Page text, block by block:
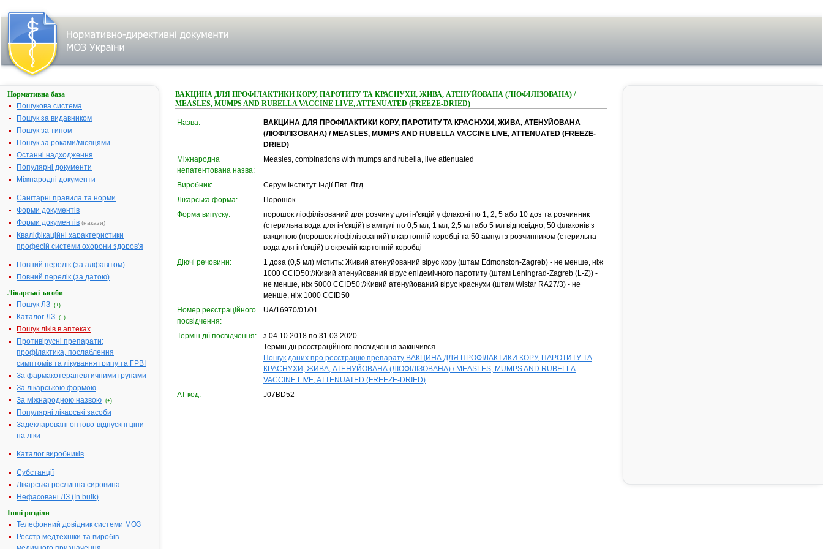
Нормативна база
Пошукова система
Пошук за видавником
Пошук за типом
Пошук за роками/місяцями
Останні надходження
Популярні документи
Міжнародні документи
Санітарні правила та норми
Форми документів
Форми документів (накази)
Кваліфікаційні характеристики
професій системи охорони здоров'я
Повний перелік (за алфавітом)
Повний перелік (за датою)
Лікарські засоби
Пошук ЛЗ (+)
Каталог ЛЗ (+)
Пошук ліків в аптеках
Противірусні препарати;
профілактика, послаблення
симптомів та лікування грипу та ГРВІ
За фармакотерапевтичними групами
За лікарською формою
За міжнародною назвою (+)
Популярні лікарські засоби
Задекларовані оптово-відпускні ціни
на ліки
Каталог виробників
Субстанції
Лікарська рослинна сировина
Нефасовані ЛЗ (In bulk)
Інші розділи
Телефонний довідник системи МОЗ
Реєстр медтехніки та виробів
ВАКЦИНА ДЛЯ ПРОФІЛАКТИКИ КОРУ, ПАРОТИТУ ТА КРАСНУХИ, ЖИВА, АТЕНУЙОВАНА (ЛІОФІЛІЗОВАНА) /
MEASLES, MUMPS AND RUBELLA VACCINE LIVE, ATTENUATED (FREEZE-DRIED)
Назва:
ВАКЦИНА ДЛЯ ПРОФІЛАКТИКИ КОРУ, ПАРОТИТУ ТА КРАСНУХИ, ЖИВА, АТЕНУЙОВАНА
(ЛІОФІЛІЗОВАНА) / MEASLES, MUMPS AND RUBELLA VACCINE LIVE, ATTENUATED (FREEZE-
DRIED)
Міжнародна
непатентована назва:
Measles, combinations with mumps and rubella, live attenuated
Виробник:
Серум Iнститут Індії Пвт. Лтд.
Лікарська форма:
Порошок
Форма випуску:
порошок ліофілізований для розчину для ін'єкцій у флаконі по 1, 2, 5 або 10 доз та розчинник
(стерильна вода для ін'єкцій) в ампулі по 0,5 мл, 1 мл, 2,5 мл або 5 мл відповідно; 50 флаконів з
вакциною (порошок ліофілізований) в картонній коробці та 50 ампул з розчинником (стерильна
вода для ін'єкцій) в окремій картонній коробці
Діючі речовини:
1 доза (0,5 мл) містить: Живий атенуйований вірус кору (штам Edmonston-Zagreb) - не менше, ніж
1000 CCID50;/Живий атенуйований вірус епідемічного паротиту (штам Leningrad-Zagreb (L-Z)) -
не менше, ніж 5000 CCID50;/Живий атенуйований вірус краснухи (штам Wistar RA27/3) - не
менше, ніж 1000 CCID50
Номер реєстраційного
посвідчення:
UA/16970/01/01
Термін дії посвідчення:
з 04.10.2018 по 31.03.2020
Термін дії реєстраційного посвідчення закінчився.
Пошук даних про реєстрацію препарату ВАКЦИНА ДЛЯ ПРОФІЛАКТИКИ КОРУ, ПАРОТИТУ ТА
КРАСНУХИ, ЖИВА, АТЕНУЙОВАНА (ЛІОФІЛІЗОВАНА) / MEASLES, MUMPS AND RUBELLA
VACCINE LIVE, ATTENUATED (FREEZE-DRIED)
АТ код:
J07BD52